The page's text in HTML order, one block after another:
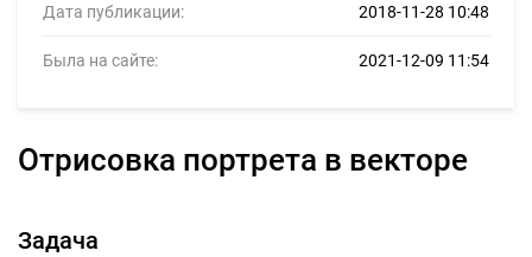
Дата публикации: 2018-11-28 10:48
Была на сайте: 2021-12-09 11:54
Отрисовка портрета в векторе
Задача